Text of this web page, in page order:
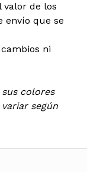
de los
envío que se
ni
colores
según